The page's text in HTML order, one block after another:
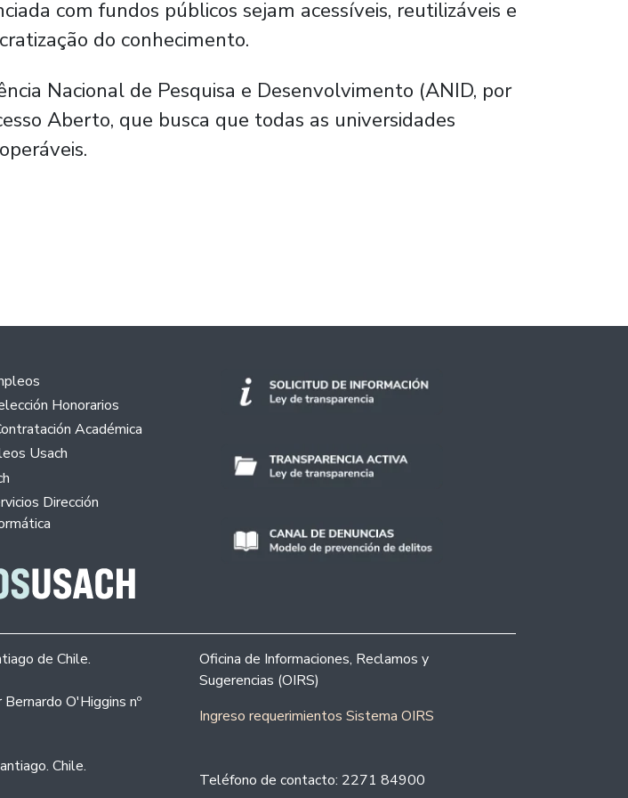
com fundos públicos sejam acessíveis, reutilizáveis e
do conhecimento.
Nacional de Pesquisa e Desenvolvimento (ANID, por
Aberto, que busca que todas as universidades
produção científica na nova plataforma nacional Espaço Ciência
Honorarios
Académica
Usach
Dirección
de Chile.
O'Higgins nº
Chile.
Oficina de Informaciones, Reclamos y
Sugerencias (OIRS)
Ingreso requerimientos Sistema OIRS
Teléfono de contacto: 2271 84900